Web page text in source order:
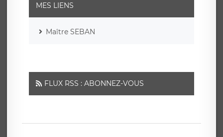
MES LIENS
Maître SEBAN
FLUX RSS : ABONNEZ-VOUS